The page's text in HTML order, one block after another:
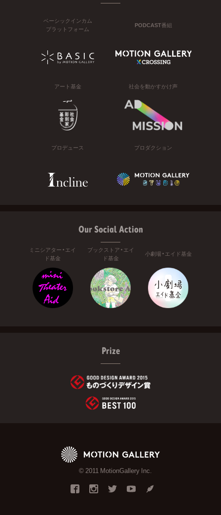
ベーシックインカム
プラットフォーム
PODCAST番組
アート基金 社会を動かすかけ声
プロデュース プロダクション
Our Social Action
ミニシアター・エイ
ド基金
ブックストア・エイ
ド基金
小劇場・エイド基金
Prize
© 2011 MotionGallery Inc.